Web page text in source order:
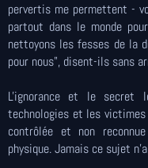
pervertis me permettent -
partout dans le monde
nettoyons les fesses de la
pour nous", disent-ils sans
L'ignorance et le secret
technologies et les
contrôlée et non
physique. Jamais ce sujet